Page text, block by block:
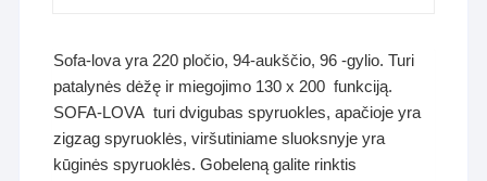
Sofa-lova yra 220 pločio, 94-aukščio, 96 -gylio. Turi
patalynės dėžę ir miegojimo 130 x 200 funkciją.
SOFA-LOVA turi dvigubas spyruokles, apačioje yra
zigzag spyruoklės, viršutiniame sluoksnyje yra
kūginės spyruoklės. Gobeleną galite rinktis